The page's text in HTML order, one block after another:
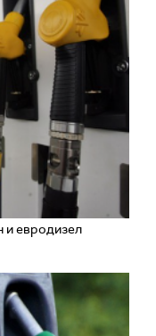
и евродизел